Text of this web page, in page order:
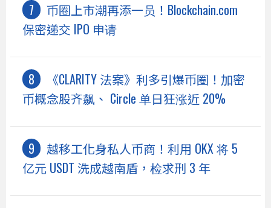
币圈上市潮再添一员！Blockchain.com
保密递交 IPO 申请
《CLARITY 法案》利多引爆币圈！加密
币概念股齐飙、 Circle 单日狂涨近 20%
越移工化身私人币商！利用 OKX 将 5
亿元 USDT 洗成越南盾，检求刑 3 年